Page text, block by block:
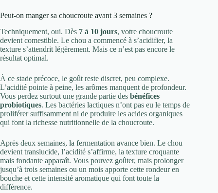
Peut-on manger sa choucroute avant 3 semaines ?
Techniquement, oui. Dès 7 à 10 jours, votre choucroute
devient comestible. Le chou a commencé à s’acidifier, la
texture s’attendrit légèrement. Mais ce n’est pas encore le
résultat optimal.
À ce stade précoce, le goût reste discret, peu complexe.
L’acidité pointe à peine, les arômes manquent de profondeur.
Vous perdez surtout une grande partie des bénéfices
probiotiques. Les bactéries lactiques n’ont pas eu le temps de
proliférer suffisamment ni de produire les acides organiques
qui font la richesse nutritionnelle de la choucroute.
Après deux semaines, la fermentation avance bien. Le chou
devient translucide, l’acidité s’affirme, la texture croquante
mais fondante apparaît. Vous pouvez goûter, mais prolonger
jusqu’à trois semaines ou un mois apporte cette rondeur en
bouche et cette intensité aromatique qui font toute la
différence.